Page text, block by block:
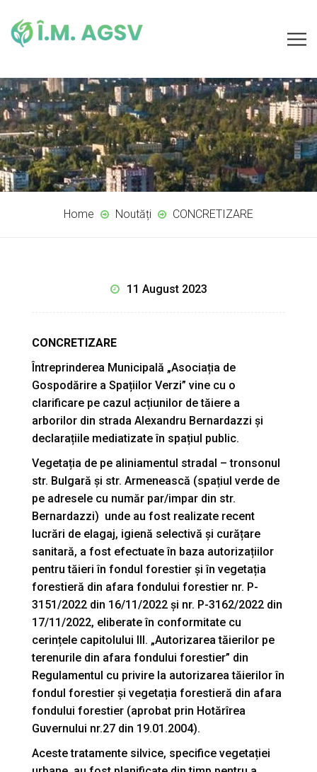
Home Noutăți CONCRETIZARE
11 August 2023
CONCRETIZARE
Întreprinderea Municipală „Asociația de
Gospodărire a Spațiilor Verzi” vine cu o
clarificare pe cazul acțiunilor de tăiere a
arborilor din strada Alexandru Bernardazzi și
declarațiile mediatizate în spațiul public.
Vegetația de pe aliniamentul stradal – tronsonul
str. Bulgară și str. Armenească (spațiul verde de
pe adresele cu număr par/impar din str.
Bernardazzi) unde au fost realizate recent
lucrări de elagaj, igienă selectivă și curățare
sanitară, a fost efectuate în baza autorizațiilor
pentru tăieri în fondul forestier și în vegetația
forestieră din afara fondului forestier nr. P-
3151/2022 din 16/11/2022 și nr. P-3162/2022 din
17/11/2022, eliberate în conformitate cu
cerințele capitolului III. „Autorizarea tăierilor pe
terenurile din afara fondului forestier” din
Regulamentul cu privire la autorizarea tăierilor în
fondul forestier și vegetația forestieră din afara
fondului forestier (aprobat prin Hotărîrea
Guvernului nr.27 din 19.01.2004).
Aceste tratamente silvice, specifice vegetației